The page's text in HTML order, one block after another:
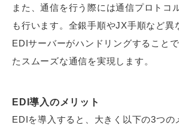
また、通信を行う際には通信プロトコ
も行います。全銀手順やJX手順など異
EDIサーバーがハンドリングすること
たスムーズな通信を実現します。
EDI導入のメリット
EDIを導入すると、大きく以下の3つの